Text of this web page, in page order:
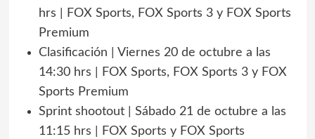
hrs | FOX Sports, FOX Sports 3 y FOX Sports
Premium
Clasificación | Viernes 20 de octubre a las
14:30 hrs | FOX Sports, FOX Sports 3 y FOX
Sports Premium
Sprint shootout | Sábado 21 de octubre a las
11:15 hrs | FOX Sports y FOX Sports